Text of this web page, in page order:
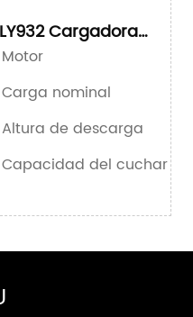
YN27T
0.8m³
LY932 Cargadora
compacta de
Motor
Carga nominal
Altura de descarga
Capacidad del cucharón